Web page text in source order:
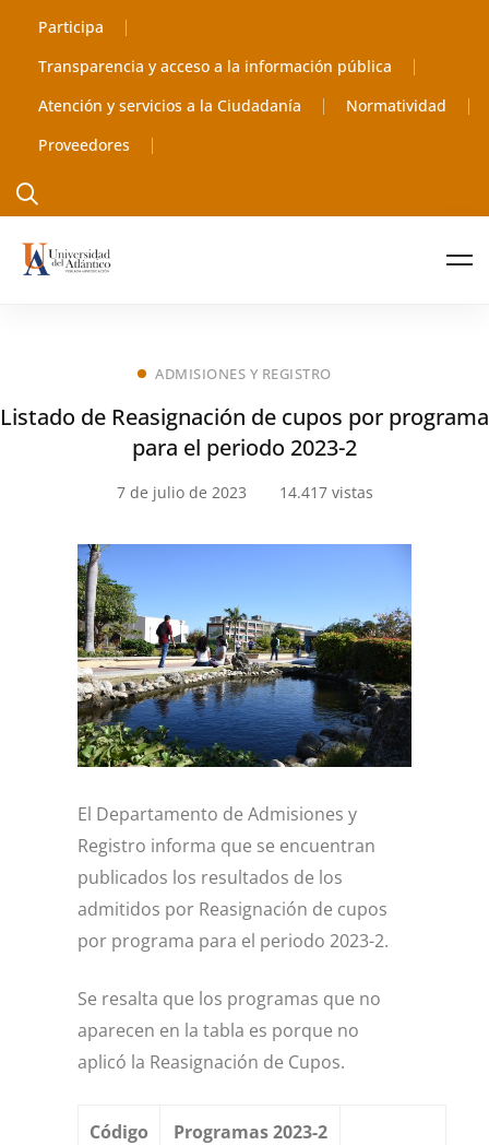
Participa
Transparencia y acceso a la información pública
Atención y servicios a la Ciudadanía
Normatividad
Proveedores
ADMISIONES Y REGISTRO
Listado de Reasignación de cupos por programa
para el periodo 2023-2
7 de julio de 2023 14.417 vistas
El Departamento de Admisiones y
Registro informa que se encuentran
publicados los resultados de los
admitidos por Reasignación de cupos
por programa para el periodo 2023-2.
Se resalta que los programas que no
aparecen en la tabla es porque no
aplicó la Reasignación de Cupos.
Código Programas 2023-2